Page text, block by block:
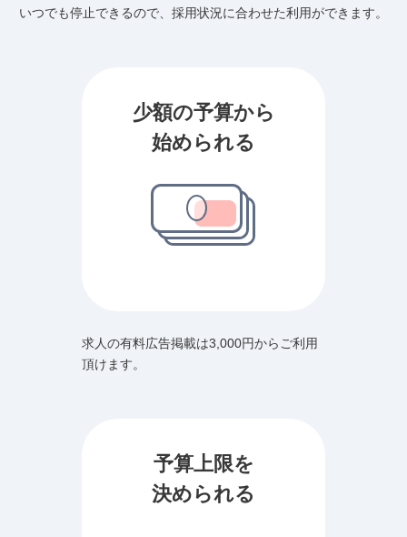
いつでも停止できるので、採用状況に合わせた利用ができます。
少額の予算から
始められる
求人の有料広告掲載は3,000円からご利用
頂けます。
予算上限を
決められる